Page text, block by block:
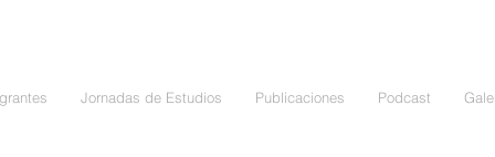
Jornadas de Estudios Publicaciones Podcast